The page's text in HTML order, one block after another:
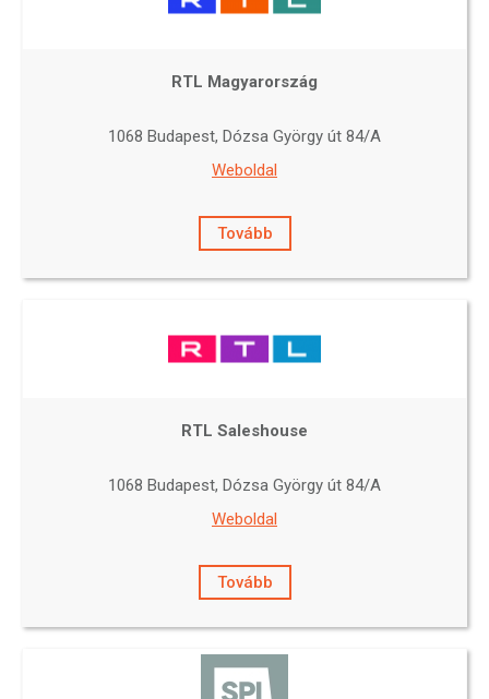
RTL Magyarország
1068 Budapest, Dózsa György út 84/A
Weboldal
Tovább
RTL Saleshouse
1068 Budapest, Dózsa György út 84/A
Weboldal
Tovább